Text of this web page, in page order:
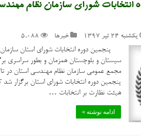
انتخابات شورای سازمان نظام
یکشنبه ۲۴ تیر ۱۳۹۷ خبرها 5,088
پنجمین دوره انتخابات شورای استان
مجمع عمومی سازمان نظام مهندسی استان در
پنجمین دوره انتخابات شورای استان برگزار
هیئت نظارت بر انتخابات …
ادامه نوشته »